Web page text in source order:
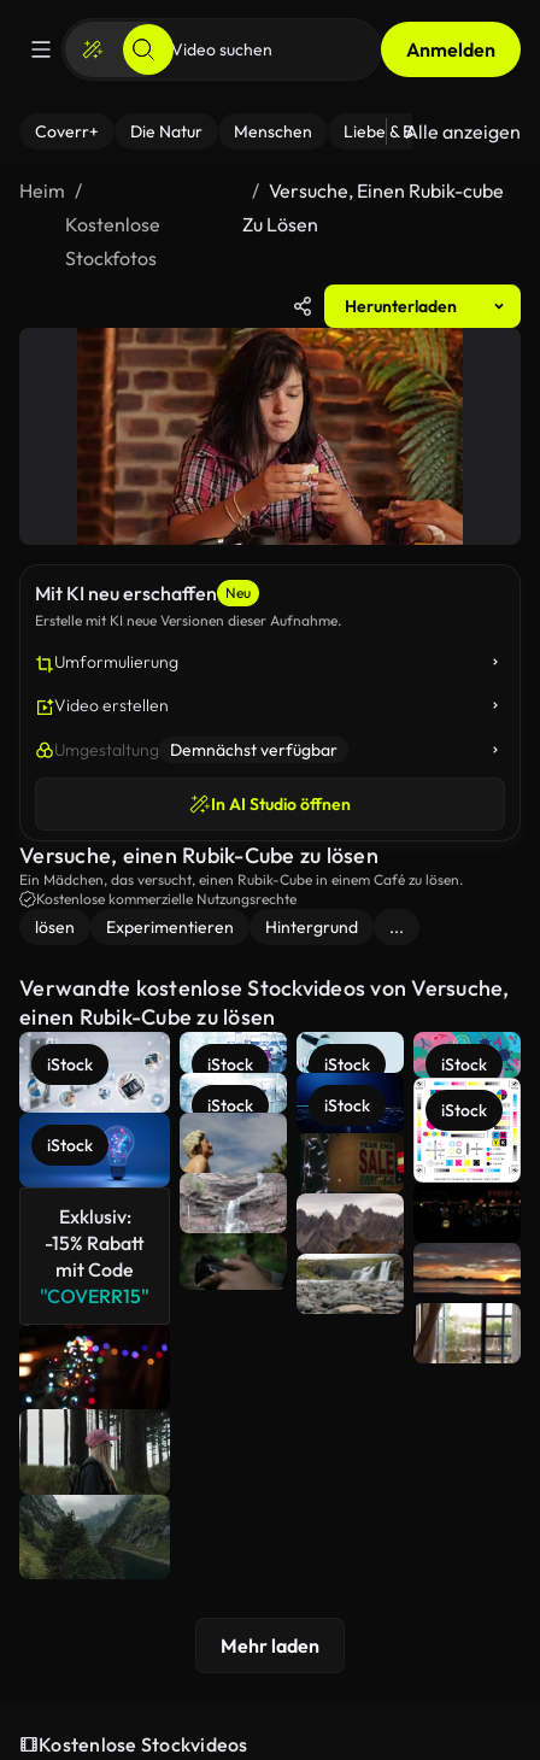
Anmelden
Coverr+ Die Natur Menschen Liebe & Beziehungen
Alle anzeigen
Heim
Kostenlose
Stockfotos
Versuche, Einen Rubik-cube
Zu Lösen
Herunterladen
Mit KI neu erschaffen Neu
Erstelle mit KI neue Versionen dieser Aufnahme.
Umformulierung
Video erstellen
Umgestaltung Demnächst verfügbar
In AI Studio öffnen
Versuche, einen Rubik-Cube zu lösen
Ein Mädchen, das versucht, einen Rubik-Cube in einem Café zu lösen.
Kostenlose kommerzielle Nutzungsrechte
lösen Experimentieren Hintergrund ...
Verwandte kostenlose Stockvideos von Versuche,
einen Rubik-Cube zu lösen
iStock
iStock
Exklusiv:
-15% Rabatt
mit Code
"COVERR15"
iStock
iStock
iStock
iStock
iStock
iStock
Mehr
anzeigen
Mehr laden
Kostenlose Stockvideos